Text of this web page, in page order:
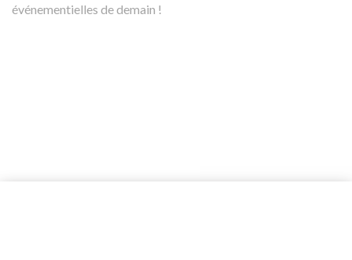
événementielles de demain !